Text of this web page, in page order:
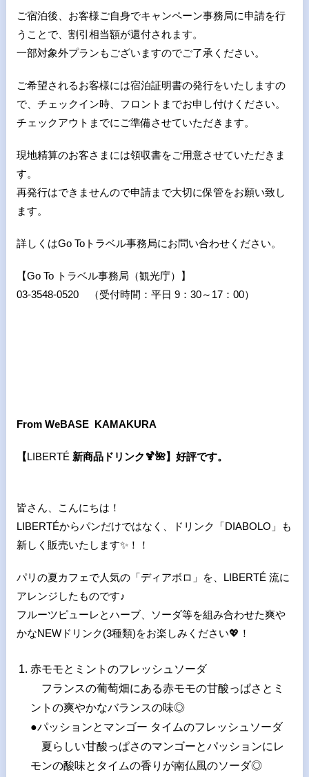
ご宿泊後、お客様ご自身でキャンペーン事務局に申請を行
うことで、割引相当額が還付されます。
一部対象外プランもございますのでご了承ください。
ご希望されるお客様には宿泊証明書の発行をいたしますの
で、チェックイン時、フロントまでお申し付けください。
チェックアウトまでにご準備させていただきます。
現地精算のお客さまには領収書をご用意させていただきま
す。
再発行はできませんので申請まで大切に保管をお願い致し
ます。
詳しくはGo Toトラベル事務局にお問い合わせください。
【Go To トラベル事務局（観光庁）】
03-3548-0520 （受付時間：平日 9：30～17：00）
From WeBASE KAMAKURA
【LIBERTÉ 新商品ドリンク🍹🌺】好評です。
皆さん、こんにちは！
LIBERTÉからパンだけではなく、ドリンク「DIABOLO」も
新しく販売いたします✨！！
パリの夏カフェで人気の「ディアボロ」を、LIBERTÉ 流に
アレンジしたものです♪
フルーツピューレとハーブ、ソーダ等を組み合わせた爽や
かなNEWドリンク(3種類)をお楽しみください💖 ！
赤モモとミントのフレッシュソーダ
フランスの葡萄畑にある赤モモの甘酸っぱさとミ
ントの爽やかなバランスの味◎
●パッションとマンゴー タイムのフレッシュソーダ
夏らしい甘酸っぱさのマンゴーとパッションにレ
モンの酸味とタイムの香りが南仏風のソーダ◎